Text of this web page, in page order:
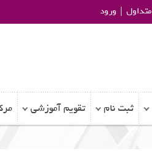
ورود
ثبت نام تقویم آموزشی